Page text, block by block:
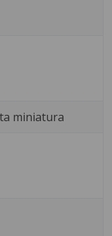
miniatura